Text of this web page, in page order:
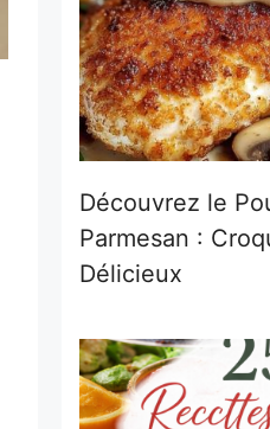
Découvrez le
Parmesan :
Délicieux